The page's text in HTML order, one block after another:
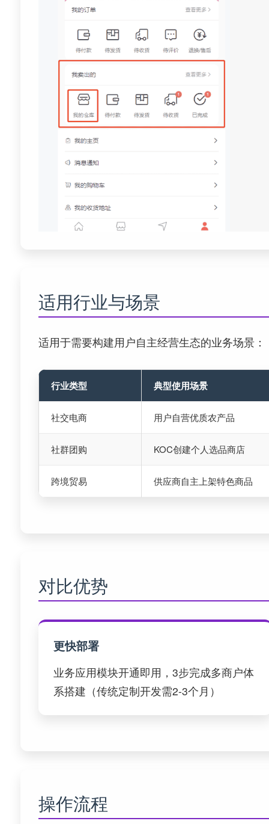
适用行业与场景
适用于需要构建用户自主经营生态的业务场景：
行业类型 典型使用场景
社交电商 用户自营优质农产品
社群团购 KOC创建个人选品商店
跨境贸易 供应商自主上架特色商品
对比优势
更快部署
业务应用模块开通即用，3步完成多商户体
系搭建（传统定制开发需2-3个月）
操作流程